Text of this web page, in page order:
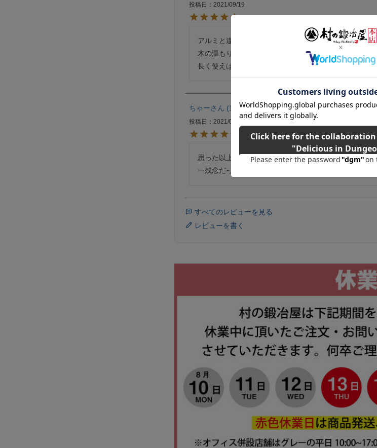
投稿日
2021/09/19
アルミと違って重量感ありですね。
木の温もりがあり
長く使えばイイ味わいが出てきそうです。
ちゃー 1 購入者
男性
投稿日
2021/09/18
思った以上の重量感なのでバックパックに詰めて歩く
一残念だったのは、一緒に楽しみにしていた「村の鍛
すべてのレビューを見る
レビューを書く